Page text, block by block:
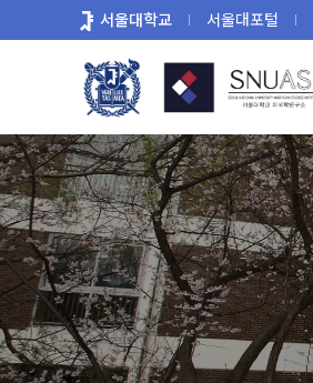
로
뉴
서울대학교 서울대포털